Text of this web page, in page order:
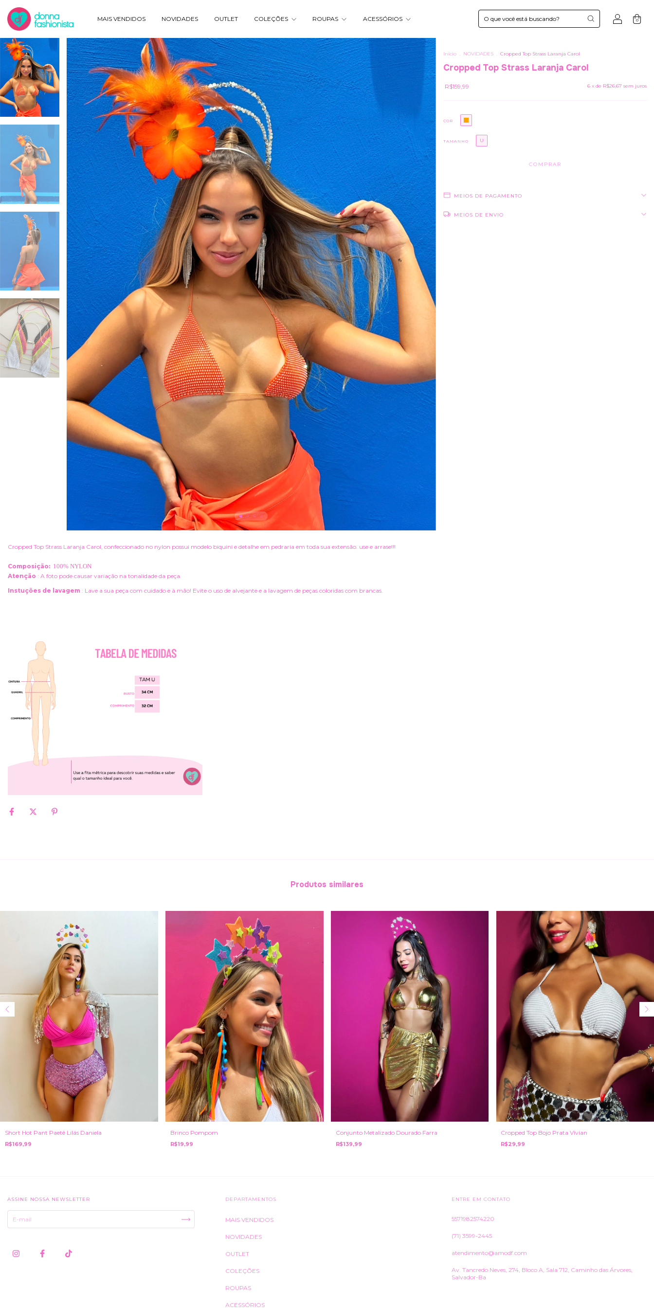
MAIS VENDIDOS NOVIDADES OUTLET COLEÇÕES ROUPAS ACESSÓRIOS 0
Início . NOVIDADES . Cropped Top Strass Laranja Carol
Cropped Top Strass Laranja Carol
R$159,99 6 x de R$26,67 sem juros
COR
TAMANHO U
MEIOS DE PAGAMENTO
MEIOS DE ENVIO
Cropped Top Strass Laranja Carol, confeccionado no nylon possui modelo biquini e detalhe em pedraria em toda sua extensão. use e arrase!!!
Composição: 100% NYLON
Atenção : A foto pode causar variação na tonalidade da peça.
Instuções de lavagem : Lave a sua peça com cuidado e à mão! Evite o uso de alvejante e a lavagem de peças coloridas com brancas.
Produtos similares
Short Hot Pant Paetê Lilás Daniela
R$169,99
Brinco Pompom
R$19,99
Conjunto Metalizado Dourado Farra
R$139,99
Cropped Top Bojo Prata Vivian
R$29,99
ASSINE NOSSA NEWSLETTER DEPARTAMENTOS
MAIS VENDIDOS
NOVIDADES
OUTLET
COLEÇÕES
ROUPAS
ACESSÓRIOS
ENTRE EM CONTATO
5571982574220
(71) 3599-2445
atendimento@amodf.com
Av. Tancredo Neves, 274, Bloco A, Sala 712, Caminho das Árvores,
Salvador-Ba